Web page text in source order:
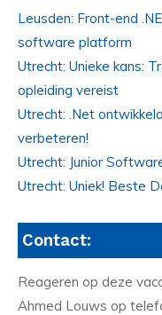
Leusden: Front-end
software platform
Utrecht: Unieke kans:
opleiding vereist
Utrecht: .Net
verbeteren!
Utrecht: Junior
Utrecht: Uniek! Beste
Contact:
Reageren op deze
Ahmed Louws op